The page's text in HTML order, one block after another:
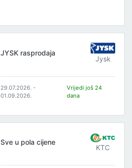
JYSK rasprodaja
Jysk
29.07.2026. -
01.09.2026.
Vrijedi još 24
dana
Sve u pola cijene
KTC